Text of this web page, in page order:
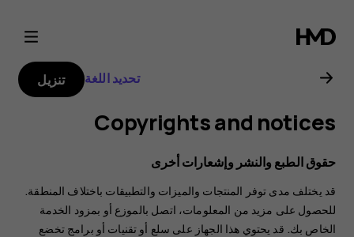
Nokia
7
Plus
user
guide
تحديد اللغة تنزيل
Copyrights and notices
حقوق الطبع والنشر وإشعارات أخرى
قد يختلف مدى توفر المنتجات والميزات والتطبيقات باختلاف المنطقة.
للحصول على مزيد من المعلومات، اتصل بالموزع أو بمزود الخدمة
الخاص بك. قد يحتوي هذا الجهاز على سلع أو تقنيات أو برامج تخضع